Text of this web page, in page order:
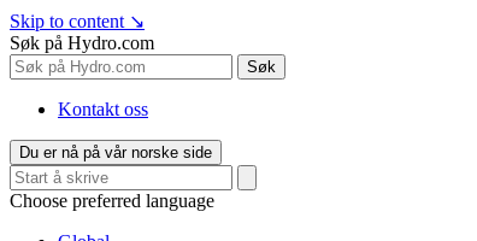
Skip to content ↘
Søk på Hydro.com
Søk
Kontakt oss
Du er nå på vår norske side
Choose preferred language